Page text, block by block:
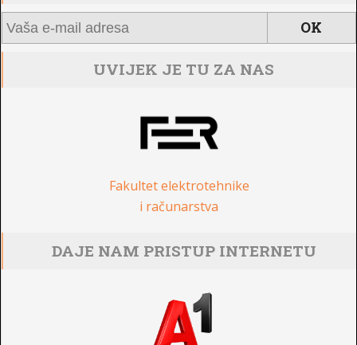
UVIJEK JE TU ZA NAS
Fakultet elektrotehnike
i računarstva
DAJE NAM PRISTUP INTERNETU